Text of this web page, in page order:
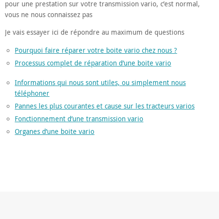
pour une prestation sur votre transmission vario, c’est normal,
vous ne nous connaissez pas
Je vais essayer ici de répondre au maximum de questions
Pourquoi faire réparer votre boite vario chez nous ?
Processus complet de réparation d’une boite vario
Informations qui nous sont utiles, ou simplement nous
téléphoner
Pannes les plus courantes et cause sur les tracteurs varios
Fonctionnement d’une transmission vario
Organes d’une boite vario